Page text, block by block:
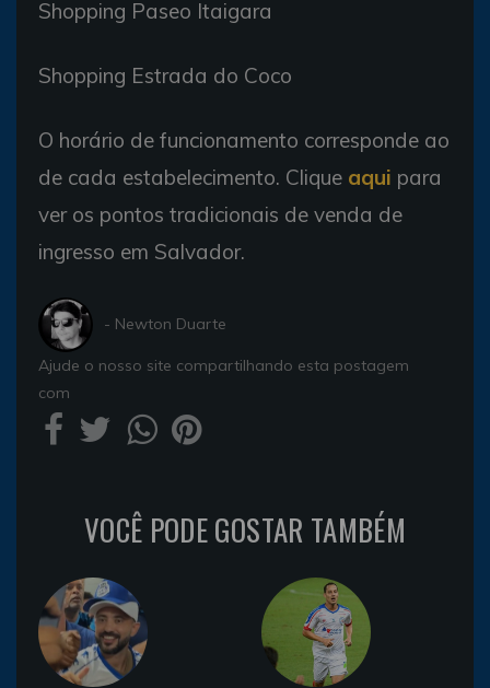
Shopping Paseo Itaigara
Shopping Estrada do Coco
O horário de funcionamento corresponde ao
de cada estabelecimento. Clique aqui para
ver os pontos tradicionais de venda de
ingresso em Salvador.
- Newton Duarte
Ajude o nosso site compartilhando esta postagem
com
VOCÊ PODE GOSTAR TAMBÉM